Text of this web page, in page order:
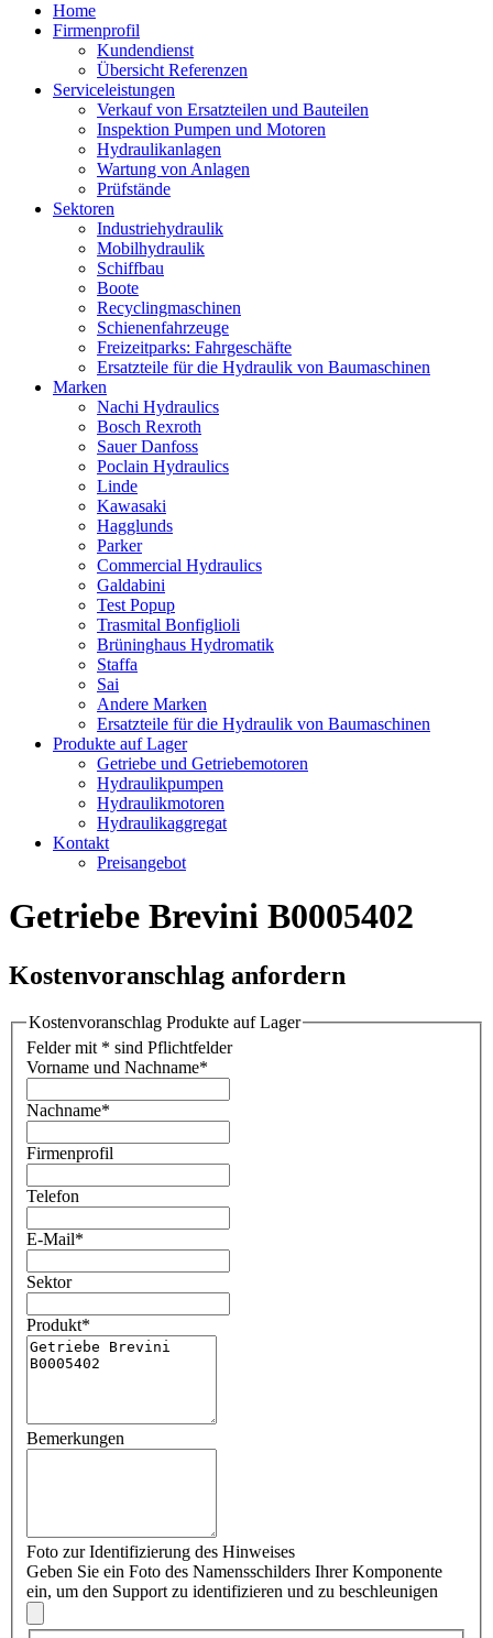
Home
Firmenprofil
Kundendienst
Übersicht Referenzen
Serviceleistungen
Verkauf von Ersatzteilen und Bauteilen
Inspektion Pumpen und Motoren
Hydraulikanlagen
Wartung von Anlagen
Prüfstände
Sektoren
Industriehydraulik
Mobilhydraulik
Schiffbau
Boote
Recyclingmaschinen
Schienenfahrzeuge
Freizeitparks: Fahrgeschäfte
Ersatzteile für die Hydraulik von Baumaschinen
Marken
Nachi Hydraulics
Bosch Rexroth
Sauer Danfoss
Poclain Hydraulics
Linde
Kawasaki
Hagglunds
Parker
Commercial Hydraulics
Galdabini
Test Popup
Trasmital Bonfiglioli
Brüninghaus Hydromatik
Staffa
Sai
Andere Marken
Ersatzteile für die Hydraulik von Baumaschinen
Produkte auf Lager
Getriebe und Getriebemotoren
Hydraulikpumpen
Hydraulikmotoren
Hydraulikaggregat
Kontakt
Preisangebot
Getriebe Brevini B0005402
Kostenvoranschlag anfordern
Kostenvoranschlag Produkte auf Lager
Felder mit * sind Pflichtfelder
Vorname und Nachname*
Nachname*
Firmenprofil
Telefon
E-Mail*
Sektor
Produkt*
Bemerkungen
Foto zur Identifizierung des Hinweises
Geben Sie ein Foto des Namensschilders Ihrer Komponente
ein, um den Support zu identifizieren und zu beschleunigen